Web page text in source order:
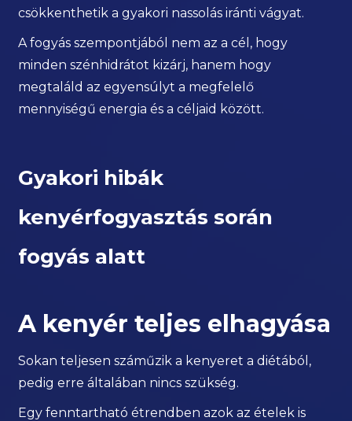
csökkenthetik a gyakori nassolás iránti vágyat.
A fogyás szempontjából nem az a cél, hogy
minden szénhidrátot kizárj, hanem hogy
megtaláld az egyensúlyt a megfelelő
mennyiségű energia és a céljaid között.
Gyakori hibák
kenyérfogyasztás során
fogyás alatt
A kenyér teljes elhagyása
Sokan teljesen száműzik a kenyeret a diétából,
pedig erre általában nincs szükség.
Egy fenntartható étrendben azok az ételek is